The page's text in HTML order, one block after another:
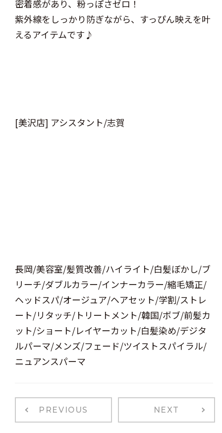
密着感があり、粉っぽさゼロ！
紫外線をしっかり防ぎながら、すっぴん映えを叶
えるアイテムです♪
[美沢店] アシスタント/志賀
長岡/美容室/髪質改善/ハイライト/白髪ぼかし/ブ
リーチ/ダブルカラー/インナーカラー/縮毛矯正/
ヘッドスパ/オージュア/ヘアセット/学割/ストレ
ート/リタッチ/トリートメント/韓国/ボブ/前髪カ
ット/ショート/レイヤーカット/白髪染め/デジタ
ルパーマ/メンズ/フェード/ツイストスパイラル/
ニュアンスパーマ
PREVIOUS NEXT